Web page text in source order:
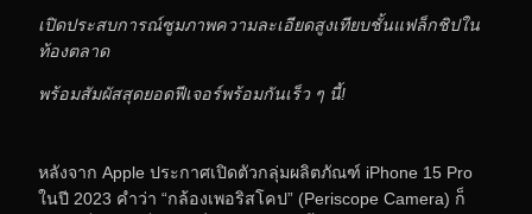
เปิดประสบการณ์ซูมภาพความละเอียดสูงเทียบชั้นแฟล็กชิปใน
ท้องตลาด
พร้อมสัมผัสสุดยอดฟีเจอร์พร้อมกันเร็ว ๆ นี้!
หลังจาก Apple ประกาศเปิดตัวกลุ่มผลิตภัณฑ์ iPhone 15 Pro
ในปี 2023 คำว่า “กล้องเพอริสโคป” (Periscope Camera) ก็